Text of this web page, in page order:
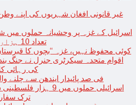
غیر قانونی افغان شہریوں کی اپنے
اسرائیل کے غزہ پر وحشیانہ حملوں
تعداد 10 ہزار سےزائد ہوگئی
اقوام متحدہ سیکرٹری جنرل نے جنگ
کی رہائی
100 فی صد پائیدار ایندھن سے چلنے
اسرائیلی حملوں میں 9
ترک